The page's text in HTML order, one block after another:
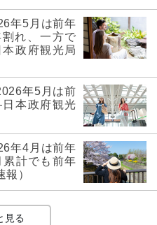
年5月は前年
れ、一方で
政府観光局
年5月は前
本政府観光
年4月は前年
計でも前年
）
見る